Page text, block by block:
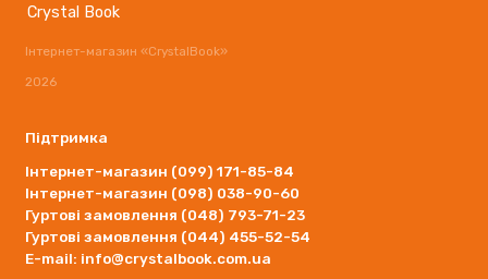
Crystal Book
Інтернет-магазин «CrystalBook»
2026
Підтримка
Інтернет-магазин (099) 171-85-84
Інтернет-магазин (098) 038-90-60
Гуртові замовлення (048) 793-71-23
Гуртові замовлення (044) 455-52-54
E-mail: info@crystalbook.com.ua